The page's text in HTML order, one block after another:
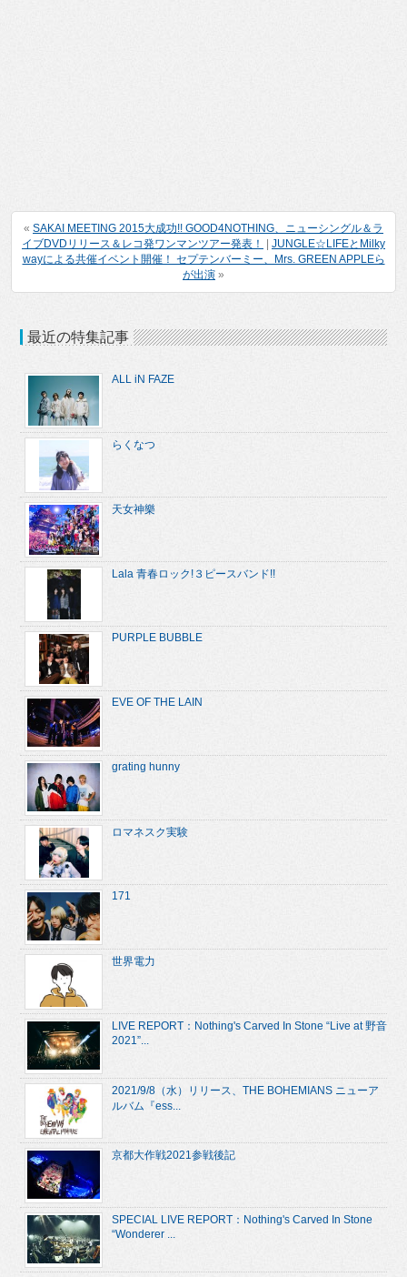
« SAKAI MEETING 2015大成功!! GOOD4NOTHING、ニューシングル＆ラ
イブDVDリリース＆レコ発ワンマンツアー発表！
JUNGLE☆LIFEとMilky
wayによる共催イベント開催！ セプテンバーミー、Mrs. GREEN APPLEら
が出演 »
最近の特集記事
ALL iN FAZE
らくなつ
天女神樂
Lala 青春ロック!３ピースバンド!!
PURPLE BUBBLE
EVE OF THE LAIN
grating hunny
ロマネスク実験
171
世界電力
LIVE REPORT：Nothing's Carved In Stone “Live at 野音
2021”...
2021/9/8（水）リリース、THE BOHEMIANS ニューア
ルバム『ess...
京都大作戦2021参戦後記
SPECIAL LIVE REPORT：Nothing's Carved In Stone
“Wonderer ...